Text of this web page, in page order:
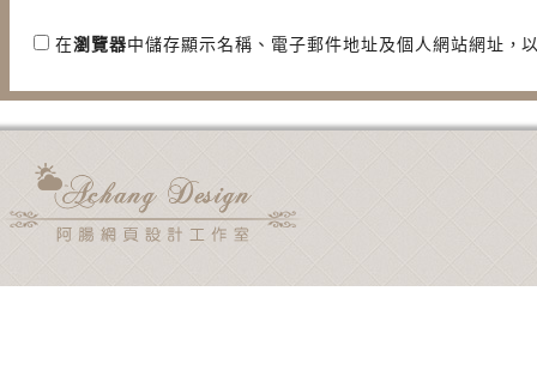
在瀏覽器中儲存顯示名稱、電子郵件地址及個人網站網址，
用電子郵件通知我後續的迴響。